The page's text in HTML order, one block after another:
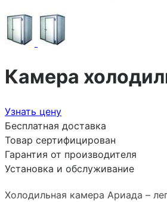
Камера
Узнать цену
Бесплатная доставка
Товар сертифицирован
Гарантия от производителя
Установка и обслуживание
Холодильная камера Ариада –